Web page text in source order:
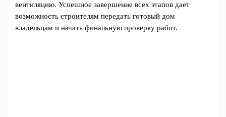
вентиляцию. Успешное завершение всех этапов дает
возможность строителям передать готовый дом
владельцам и начать финальную проверку работ.